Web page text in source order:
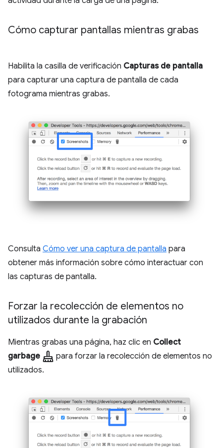
Cómo capturar pantallas mientras grabas
Habilita la casilla de verificación Capturas de pantalla
para capturar una captura de pantalla de cada
fotograma mientras grabas.
Consulta Cómo ver una captura de pantalla para
obtener más información sobre cómo interactuar con
las capturas de pantalla.
Forzar la recolección de elementos no
utilizados durante la grabación
Mientras grabas una página, haz clic en Collect
garbage mop para forzar la recolección de elementos no
utilizados.